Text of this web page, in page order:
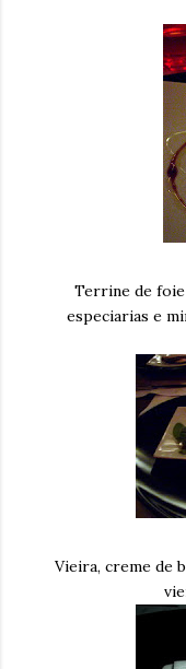
Terrine de
especiarias e
Vieira, creme de